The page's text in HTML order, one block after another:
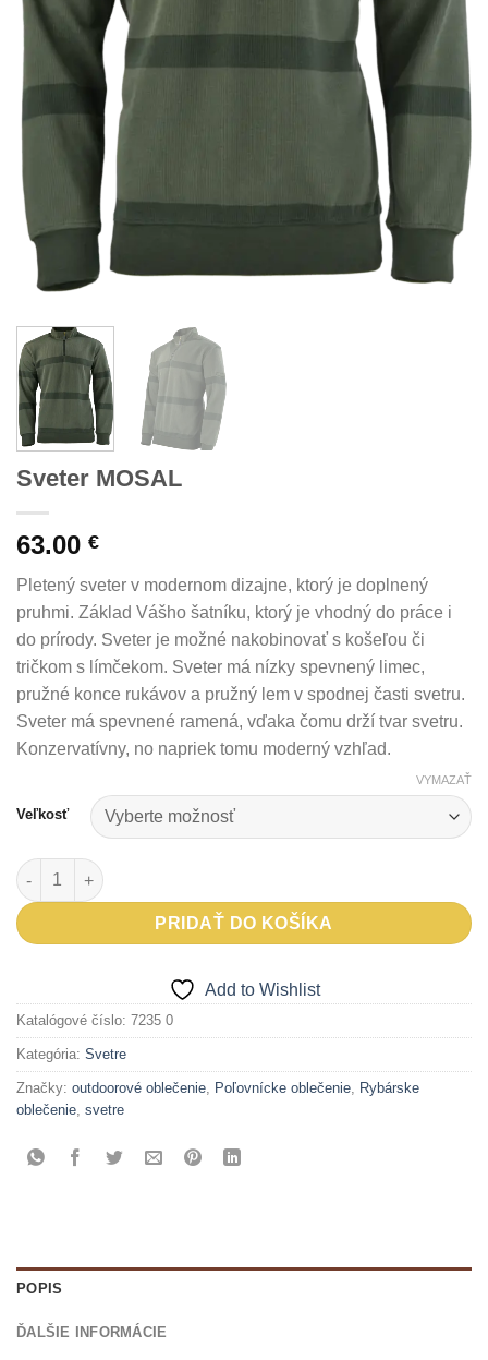
Sveter MOSAL
63.00 €
Pletený sveter v modernom dizajne, ktorý je doplnený
pruhmi. Základ Vášho šatníku, ktorý je vhodný do práce i
do prírody. Sveter je možné nakobinovať s košeľou či
tričkom s límčekom. Sveter má nízky spevnený limec,
pružné konce rukávov a pružný lem v spodnej časti svetru.
Sveter má spevnené ramená, vďaka čomu drží tvar svetru.
Konzervatívny, no napriek tomu moderný vzhľad.
Veľkosť
VYMAZAŤ
množstvo Sveter MOSAL
PRIDAŤ DO KOŠÍKA
Add to Wishlist
Katalógové číslo: 7235 0
Kategória: Svetre
Značky: outdoorové oblečenie, Poľovnícke oblečenie, Rybárske
oblečenie, svetre
POPIS
ĎALŠIE INFORMÁCIE